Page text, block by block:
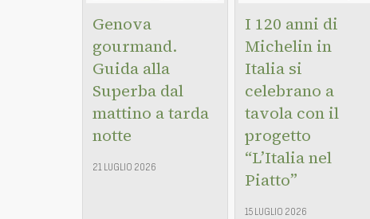
Genova
gourmand.
Guida alla
Superba dal
mattino a tarda
notte
21 LUGLIO 2026
I 120 anni di
Michelin in
Italia si
celebrano a
tavola con il
progetto
“L’Italia nel
Piatto”
15 LUGLIO 2026